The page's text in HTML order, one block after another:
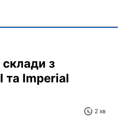
з
та Imperial
2 хв